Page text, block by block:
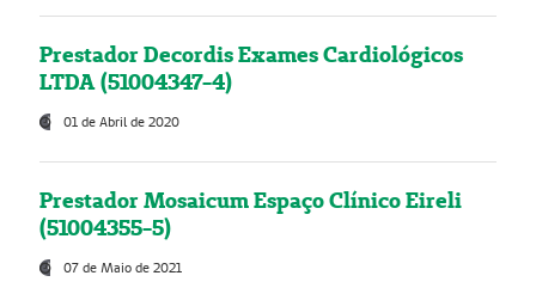
Prestador Decordis Exames Cardiológicos
LTDA (51004347-4)
01 de Abril de 2020
Prestador Mosaicum Espaço Clínico Eireli
(51004355-5)
07 de Maio de 2021